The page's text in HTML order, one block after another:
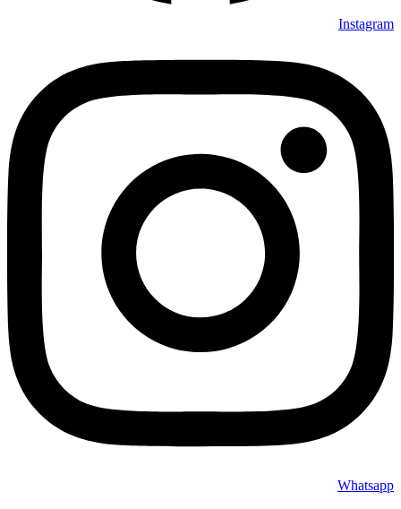
Instagram
Whatsapp